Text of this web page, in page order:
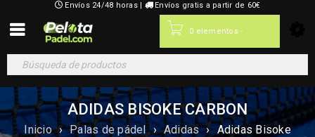
Envíos 24/48 horas | Envíos gratis a partir de 60€
0 elementos -
ADIDAS BISOKE CARBON
Inicio › Palas de pádel › Adidas › Adidas Bisoke